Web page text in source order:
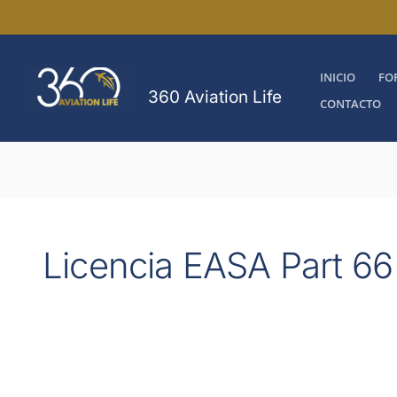
al
contenido
360 Aviation Life
INICIO
CONTACTO
Licencia EASA Part 66